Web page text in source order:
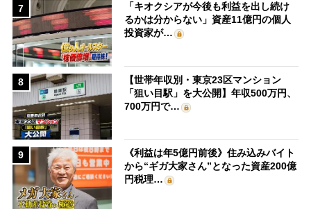
7
「キオクシアが今後も利益を出し続け
るかは分からない」資産11億円の個人
投資家が…
8
【世帯年収別・東京23区マンション
「狙い目駅」を大公開】年収500万円、
700万円で…
9
《利益は年5億円前後》住み込みバイト
から“ギガ大家さん”となった資産200億
円税理…